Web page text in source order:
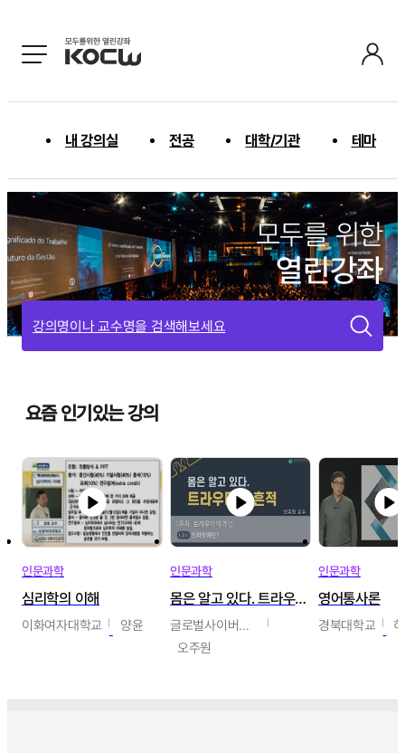
내 강의실 전공 대학/기관 테마
모두를 위한
열린강좌
강의명이나 교수명을 검색해보세요
요즘 인기있는 강의
인문과학
심리학의 이해
이화여자대학교 양윤
인문과학
몸은 알고 있다. 트라우마의 흔적
글로벌사이버대학교
오주원
인문과학
영어통사론
경북대학교